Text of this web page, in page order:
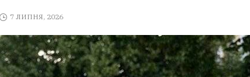
7 ЛИПНЯ, 2026